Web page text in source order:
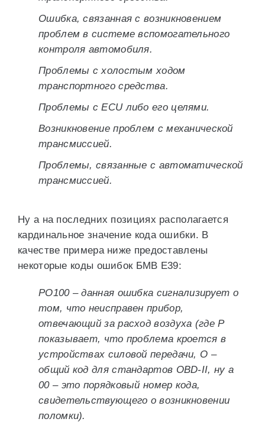
Ошибка, связанная с возникновением
проблем в системе вспомогательного
контроля автомобиля.
Проблемы с холостым ходом
транспортного средства.
Проблемы с ECU либо его целями.
Возникновение проблем с механической
трансмиссией.
Проблемы, связанные с автоматической
трансмиссией.
Ну а на последних позициях располагается
кардинальное значение кода ошибки. В
качестве примера ниже предоставлены
некоторые коды ошибок БМВ Е39:
PO100 – данная ошибка сигнализирует о
том, что неисправен прибор,
отвечающий за расход воздуха (где P
показывает, что проблема кроется в
устройствах силовой передачи, O –
общий код для стандартов OBD-II, ну а
00 – это порядковый номер кода,
свидетельствующего о возникновении
поломки).